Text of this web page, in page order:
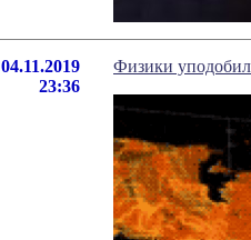
04.11.2019
23:36
Физики